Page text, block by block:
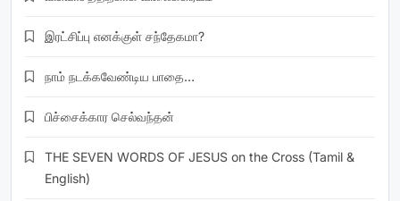
இரட்சிப்பு எனக்குள் சந்தேகமா?
நாம் நடக்கவேண்டிய பாதை…
பிச்சைக்கார செல்வந்தன்
THE SEVEN WORDS OF JESUS on the Cross (Tamil &
English)